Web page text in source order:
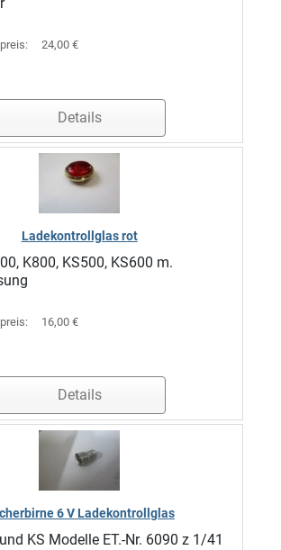
24,00 €
Details
Ladekontrollglas rot
K800, KS500, KS600 m.
16,00 €
Details
6 V Ladekontrollglas
KS Modelle ET.-Nr. 6090 z 1/41